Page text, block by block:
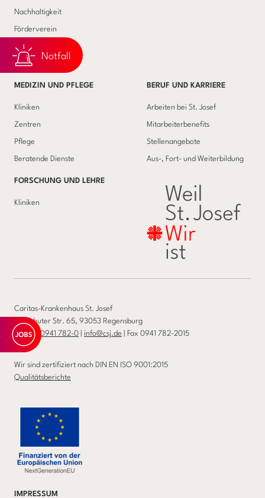
Nachhaltigkeit
Förderverein
Wir bauen Zukunft
Wir feiern 75
MEDIZIN UND PFLEGE
Kliniken
Zentren
Pflege
Beratende Dienste
BERUF UND KARRIERE
Arbeiten bei St. Josef
Mitarbeiterbenefits
Stellenangebote
Aus-, Fort- und Weiterbildung
FORSCHUNG UND LEHRE
Kliniken
Caritas-Krankenhaus St. Josef
Landshuter Str. 65, 93053 Regensburg
Telefon 0941 782-0 info@csj.de | Fax 0941 782-2015
Wir sind zertifiziert nach DIN EN ISO 9001:2015
Qualitätsberichte
IMPRESSUM
Notfall